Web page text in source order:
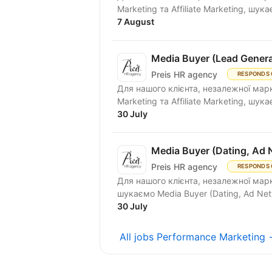
Marketing та Affiliate Marketing,
7 August
Media Buyer (Lead
Preis HR agency RESPONDS
Для нашого клієнта, незалежної
Marketing та Affiliate Marketing,
30 July
Media Buyer (Dating, Ad
Preis HR agency RESPONDS
Для нашого клієнта, незалежної
шукаємо Media Buyer (Dating, Ad
30 July
All jobs Performance Marketing